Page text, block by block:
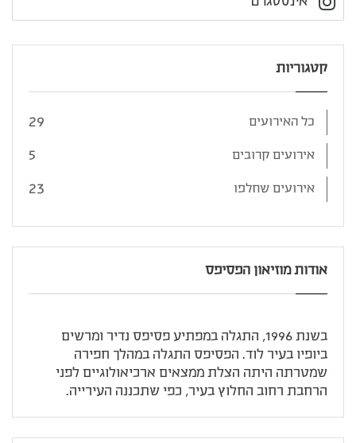
קטגוריות
כל האירועים 29
אירועים קרובים 5
אירועים שחלפו 23
אודות מוזיאון הפסיפס
בשנת 1996, התגלה במפתיע פסיפס נדיר ומרשים
ביופיו בעיר לוד. הפסיפס התגלה במהלך חפירה
שמטרתה היתה הצלת ממצאים ארכיאולוגיים לפני
הרחבת רחוב החלוץ בעיר, כפי שתכננה העירייה.